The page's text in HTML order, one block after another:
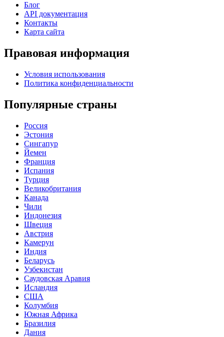
Блог
API документация
Контакты
Карта сайта
Правовая информация
Условия использования
Политика конфиденциальности
Популярные страны
Россия
Эстония
Сингапур
Йемен
Франция
Испания
Турция
Великобритания
Канада
Чили
Индонезия
Швеция
Австрия
Камерун
Индия
Беларусь
Узбекистан
Саудовская Аравия
Исландия
США
Колумбия
Южная Африка
Бразилия
Дания